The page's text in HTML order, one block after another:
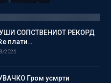
СОПСТВЕНИОТ РЕКОРД
плати…
2026
Гром усмрти